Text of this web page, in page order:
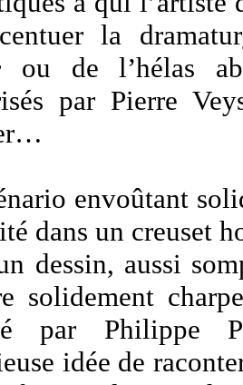
la
ou de l’hélas
par Pierre
envoûtant
dans un creuset
dessin, aussi
solidement
par Philippe
idée de